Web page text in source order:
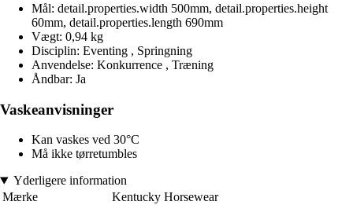
Mål: detail.properties.width 500mm, detail.properties.height
60mm, detail.properties.length 690mm
Vægt: 0,94 kg
Disciplin: Eventing , Springning
Anvendelse: Konkurrence , Træning
Åndbar: Ja
Vaskeanvisninger
Kan vaskes ved 30°C
Må ikke tørretumbles
Yderligere information
Mærke
Kentucky Horsewear